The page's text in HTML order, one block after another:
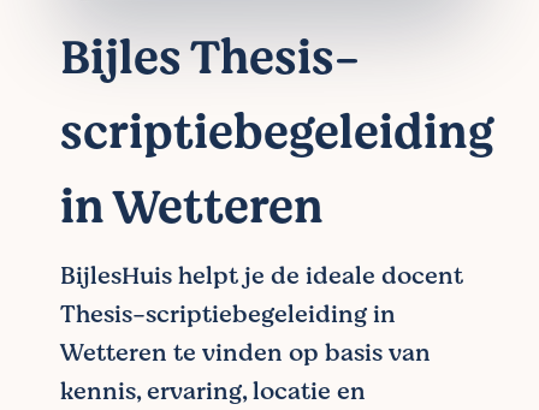
Bijles Thesis-
scriptiebegeleiding
in Wetteren
BijlesHuis helpt je de ideale docent
Thesis-scriptiebegeleiding in
Wetteren te vinden op basis van
kennis, ervaring, locatie en